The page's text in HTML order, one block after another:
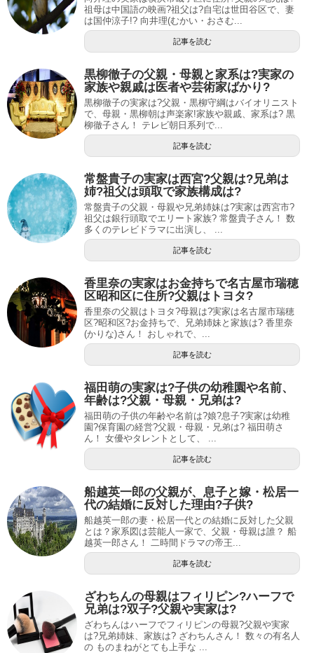
祖母は中国語の映画?祖父は?自宅は世田谷区で、妻
は国仲涼子!? 向井理(むかい・おさむ...
記事を読む
黒柳徹子の父親・母親と家系は?実家の
家族や親戚は医者や芸術家ばかり?
黒柳徹子の実家は?父親・黒柳守綱はバイオリニスト
で、母親・黒柳朝は声楽家!家族や親戚、家系は? 黒
柳徹子さん！ テレビ朝日系列で...
記事を読む
常盤貴子の実家は西宮?父親は?兄弟は
姉?祖父は頭取で家族構成は?
常盤貴子の父親・母親や兄弟姉妹は?実家は西宮市?
祖父は銀行頭取でエリート家族? 常盤貴子さん！ 数
多くのテレビドラマに出演し、 ...
記事を読む
香里奈の実家はお金持ちで名古屋市瑞穂
区昭和区に住所?父親はトヨタ?
香里奈の父親はトヨタ?母親は?実家は名古屋市瑞穂
区?昭和区?お金持ちで、兄弟姉妹と家族は? 香里奈
(かりな)さん！ おしゃれで、...
記事を読む
福田萌の実家は?子供の幼稚園や名前、
年齢は?父親・母親・兄弟は?
福田萌の子供の年齢や名前は?娘?息子?実家は幼稚
園?保育園の経営?父親・母親・兄弟は? 福田萌さ
ん！ 女優やタレントとして、 ...
記事を読む
船越英一郎の父親が、息子と嫁・松居一
代の結婚に反対した理由?子供?
船越英一郎の妻・松居一代との結婚に反対した父親
とは？家系図は芸能人一家で、父親・母親は誰？ 船
越英一郎さん！ 二時間ドラマの帝王...
記事を読む
ざわちんの母親はフィリピン?ハーフで
兄弟は?双子?父親や実家は?
ざわちんはハーフでフィリピンの母親?父親や実家
は?兄弟姉妹、家族は? ざわちんさん！ 数々の有名人
の ものまねがとても上手な ...